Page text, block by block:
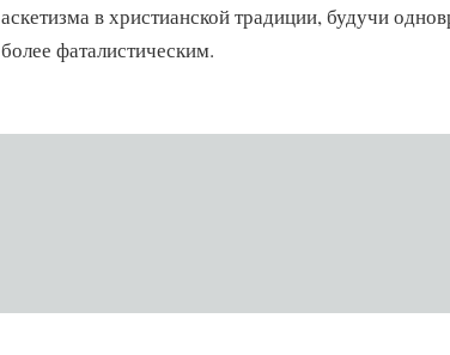
аскетизма в христианской традиции, будучи
более фаталистическим.